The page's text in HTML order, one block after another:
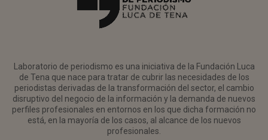
Laboratorio de periodismo es una iniciativa de la Fundación Luca
de Tena que nace para tratar de cubrir las necesidades de los
periodistas derivadas de la transformación del sector, el cambio
disruptivo del negocio de la información y la demanda de nuevos
perfiles profesionales en entornos en los que dicha formación no
está, en la mayoría de los casos, al alcance de los nuevos
profesionales.